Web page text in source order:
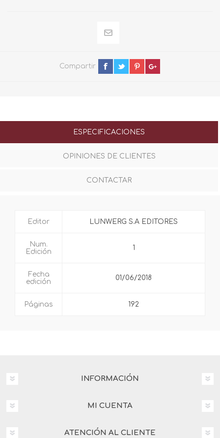
Compartir
ESPECIFICACIONES
OPINIONES DE CLIENTES
CONTACTAR
Editor LUNWERG S.A EDITORES
Num.
Edición
1
Fecha
edición
01/06/2018
Páginas 192
INFORMACIÓN
MI CUENTA
ATENCIÓN AL CLIENTE